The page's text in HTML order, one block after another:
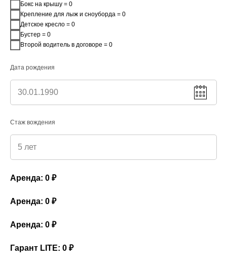
Бокс на крышу = 0
Крепление для лыж и сноуборда = 0
Детское кресло = 0
Бустер = 0
Второй водитель в договоре = 0
Дата рождения
Стаж вождения
Аренда: 0 ₽
Аренда: 0 ₽
Аренда: 0 ₽
Гарант LITE: 0 ₽